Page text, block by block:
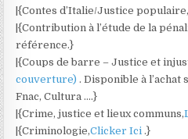
|{Contes d’Italie/Justice
|{Contribution à l’étude de la
référence.}
|{Coups de barre – Justice et
couverture). Disponible à
Fnac, Cultura ….}
|{Crime, justice et lieux communs,
|{Criminologie,Clicker Ici.}